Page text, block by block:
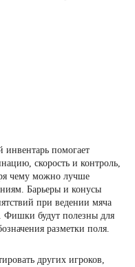
помогает
скорость и контроль,
чему можно лучше
Барьеры и конусы
при ведении мяча
Фишки будут полезны для
разметки поля.
других игроков,